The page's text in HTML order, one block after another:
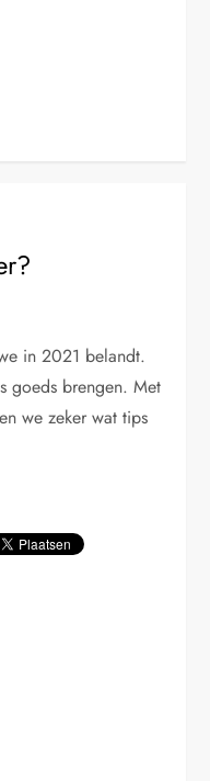
in 2021 belandt.
goeds brengen. Met
we zeker wat tips